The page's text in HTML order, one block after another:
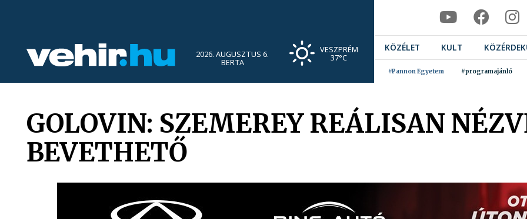
2026. AUGUSZTUS 6.
BERTA
VESZPRÉM
37°C
KÖZÉLET KULT
#Pannon Egyetem #programajánló
GOLOVIN: SZEMEREY REÁLISAN
BEVETHETŐ